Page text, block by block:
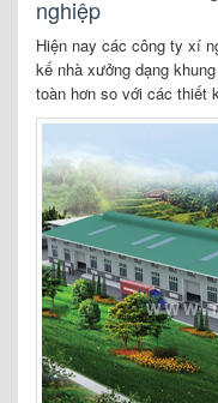
nghiệp
Hiện nay các công ty xí
kế nhà xưởng dạng
toàn hơn so với các thiết